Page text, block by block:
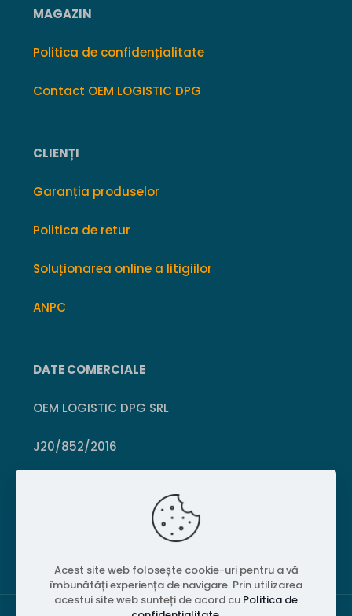
MAGAZIN
Politica de confidențialitate
Contact OEM LOGISTIC DPG
CLIENȚI
Garanția produselor
Politica de retur
Soluționarea online a litigiilor
ANPC
DATE COMERCIALE
OEM LOGISTIC DPG SRL
J20/852/2016
Crișcior, Hunedoara
Acest site web folosește cookie-uri pentru a vă
îmbunătăți experiența de navigare. Prin utilizarea
acestui site web sunteți de acord cu Politica de